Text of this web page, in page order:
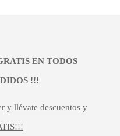
EN TODOS
!!!
y llévate descuentos y